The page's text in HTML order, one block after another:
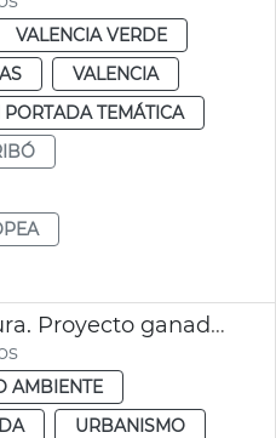
VALENCIA VERDE
VALENCIA
PORTADA TEMÁTICA
Parc Desembocadura. Proyecto ganador
AMBIENTE
URBANISMO